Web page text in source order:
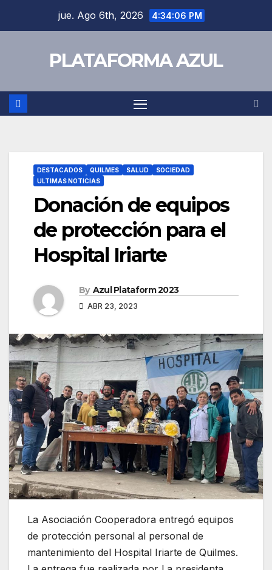
jue. Ago 6th, 2026 4:34:06 PM
PLATAFORMA AZUL
DESTACADOS QUILMES SALUD
SOCIEDAD
ULTIMAS NOTICIAS
Donación de equipos
de protección para el
Hospital Iriarte
By Azul Plataform 2023
ABR 23, 2023
La Asociación Cooperadora entregó equipos
de protección personal al personal de
mantenimiento del Hospital Iriarte de Quilmes.